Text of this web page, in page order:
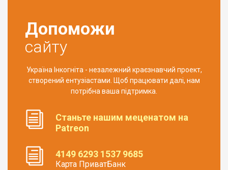
Допоможи
сайту
Україна Інкогніта - незалежний краєзнавчий проект,
створений ентузіастами. Щоб працювати далі, нам
потрібна ваша підтримка.
Станьте нашим меценатом на
Patreon
4149 6293 1537 9685
Карта ПриватБанк